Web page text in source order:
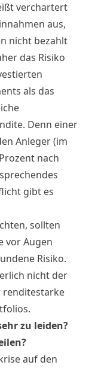
verchartert
aus,
nicht bezahlt
das Risiko
als das
Denn einer
Anleger (im
nach
gibt es
sollten
vor Augen
Risiko.
nicht der
renditestarke
zu leiden?
auf den